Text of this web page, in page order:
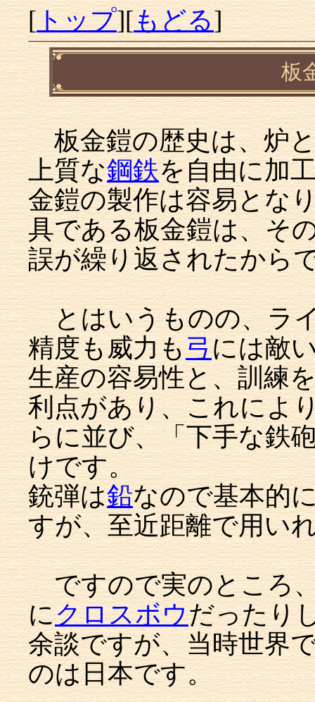
[トップ][もどる]
板
板金鎧の歴史は、炉と
上質な鋼鉄を自由に加
金鎧の製作は容易とな
具である板金鎧は、そ
誤が繰り返されたから
とはいうものの、ラ
精度も威力も弓には敵
生産の容易性と、訓練
利点があり、これによ
らに並び、「下手な鉄
けです。
銃弾は鉛なので基本的
すが、至近距離で用い
ですので実のところ
にクロスボウだったり
余談ですが、当時世界
のは日本です。